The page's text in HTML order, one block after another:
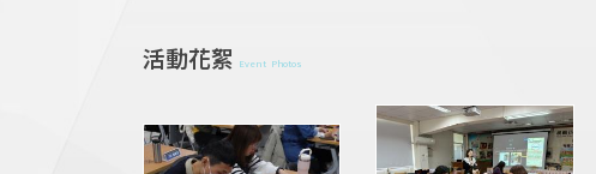
活動花絮 Event Photos